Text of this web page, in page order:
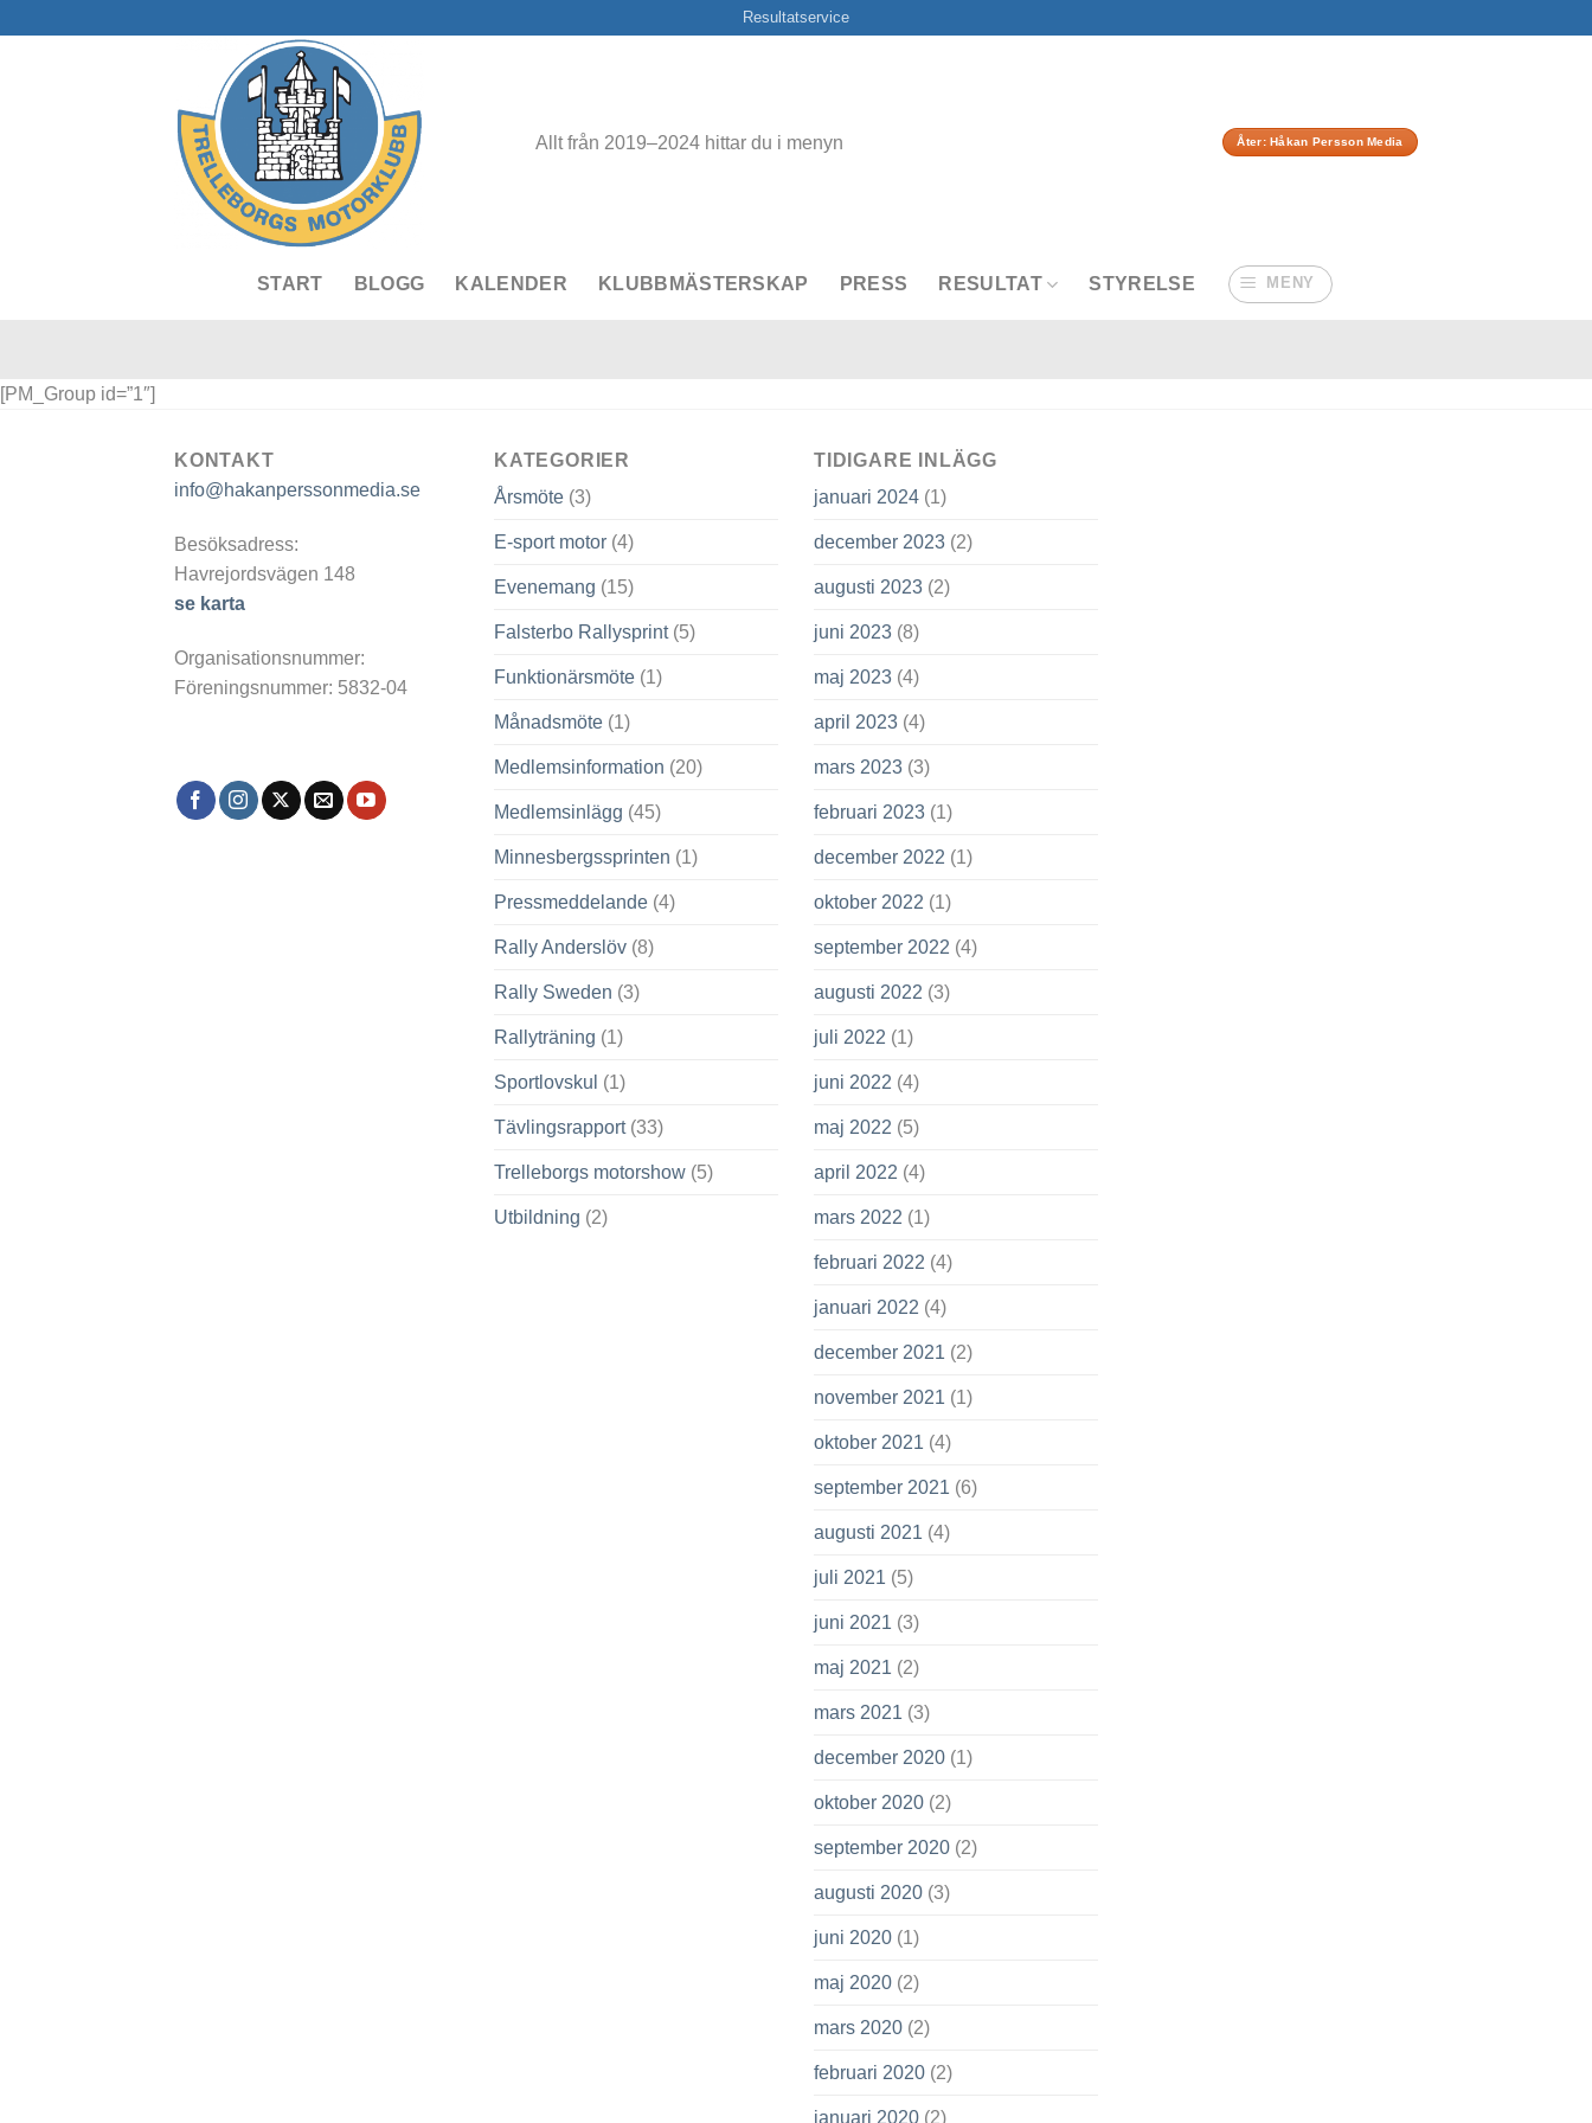
Resultatservice
Allt från 2019–2024 hittar du i menyn Åter: Håkan Persson Media
START BLOGG KALENDER KLUBBMÄSTERSKAP PRESS RESULTAT STYRELSE MENY
[PM_Group id=”1″]
KONTAKT
info@hakanperssonmedia.se
Besöksadress:
Havrejordsvägen 148
se karta
Organisationsnummer:
Föreningsnummer: 5832-04
KATEGORIER
Årsmöte (3)
E-sport motor (4)
Evenemang (15)
Falsterbo Rallysprint(5)
Funktionärsmöte (1)
Månadsmöte (1)
Medlemsinformation (20)
Medlemsinlägg (45)
Minnesbergssprinten (1)
Pressmeddelande (4)
Rally Anderslöv (8)
Rally Sweden (3)
Rallyträning (1)
Sportlovskul (1)
Tävlingsrapport(33)
Trelleborgs motorshow (5)
Utbildning (2)
TIDIGARE INLÄGG
januari 2024 (1)
december 2023 (2)
augusti 2023 (2)
juni 2023 (8)
maj 2023 (4)
april 2023 (4)
mars 2023 (3)
februari 2023 (1)
december 2022 (1)
oktober 2022 (1)
september 2022 (4)
augusti 2022 (3)
juli 2022 (1)
juni 2022 (4)
maj 2022 (5)
april 2022 (4)
mars 2022 (1)
februari 2022 (4)
januari 2022 (4)
december 2021 (2)
november 2021 (1)
oktober 2021 (4)
september 2021 (6)
augusti 2021 (4)
juli 2021 (5)
juni 2021 (3)
maj 2021 (2)
mars 2021 (3)
december 2020 (1)
oktober 2020 (2)
september 2020 (2)
augusti 2020 (3)
juni 2020 (1)
maj 2020 (2)
mars 2020 (2)
februari 2020 (2)
januari 2020 (2)